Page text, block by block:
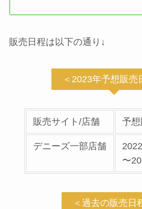
販売日程は以下の通り↓
＜2023年予想販売
販売サイト/店舗 予
デニーズ一部店舗
〜
＜過去の販売日